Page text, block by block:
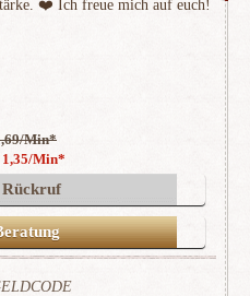
❤️ Ich freue mich auf euch!
Min*
Min*